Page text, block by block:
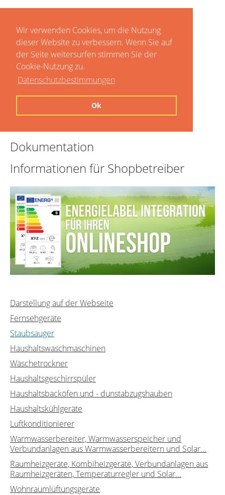
Wir verwenden Cookies, um die Nutzung
dieser Website zu verbessern. Wenn Sie auf
der Seite weitersurfen stimmen Sie der
Cookie-Nutzung zu.
Datenschutzbestimmungen
Ok
Dokumentation
Informationen für Shopbetreiber
Darstellung auf der Webseite
Fernsehgeräte
Staubsauger
Haushaltswaschmaschinen
Wäschetrockner
Haushaltsgeschirrspüler
Haushaltsbacköfen und - dunstabzugshauben
Haushaltskühlgeräte
Luftkonditionierer
Warmwasserbereiter, Warmwasserspeicher und
Verbundanlagen aus Warmwasserbereitern und Solar...
Raumheizgeräte, Kombiheizgeräte, Verbundanlagen aus
Raumheizgeräten, Temperaturregler und Solar...
Wohnraumlüftungsgeräte